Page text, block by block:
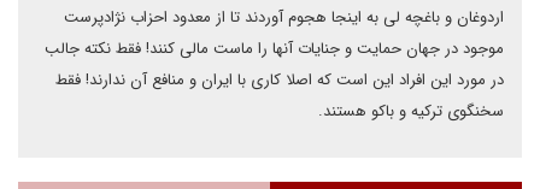
اردوغان و باغچه لی به اینجا هجوم آوردند تا از معدود احزاب نژادپرست
موجود در جهان حمایت و جنایات آنها را ماست مالی کنند! فقط نکته جالب
در مورد این افراد این است که اصلا کاری با ایران و منافع آن ندارند! فقط
سخنگوی ترکیه و باکو هستند.